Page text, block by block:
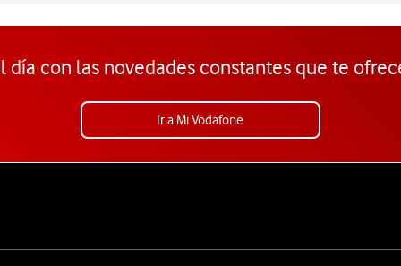
día con las novedades constantes que te
Ir a Mi Vodafone